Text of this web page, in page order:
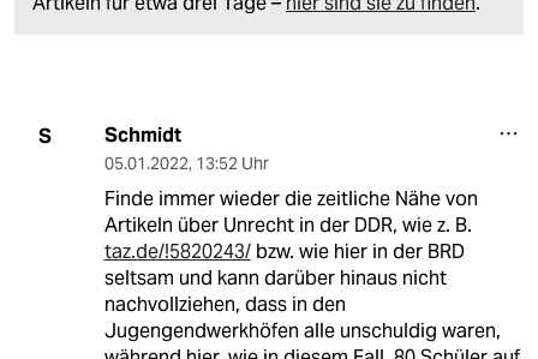
S Schmidt
05.01.2022, 13:52 Uhr
Finde immer wieder die zeitliche Nähe von
Artikeln über Unrecht in der DDR, wie z. B.
taz.de/!5820243/bzw. wie hier in der BRD
seltsam und kann darüber hinaus nicht
nachvollziehen, dass in den
Jugengendwerkhöfen alle unschuldig waren,